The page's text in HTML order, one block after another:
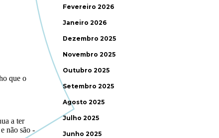
Fevereiro 2026
Janeiro 2026
Dezembro 2025
Novembro 2025
Outubro 2025
Setembro 2025
Agosto 2025
Julho 2025
Junho 2025